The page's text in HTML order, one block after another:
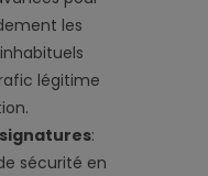
les
légitime
:
sécurité en